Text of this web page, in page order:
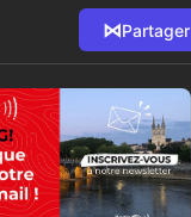
⋈Partager